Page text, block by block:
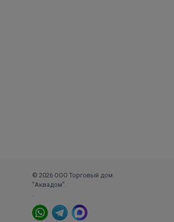
© 2026 ООО Торговый дом
"Аквадом".
.